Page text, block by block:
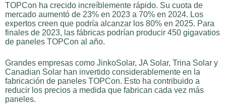
TOPCon ha crecido increíblemente rápido. Su cuota de
mercado aumentó de 23% en 2023 a 70% en 2024. Los
expertos creen que podría alcanzar los 80% en 2025. Para
finales de 2023, las fábricas podrían producir 450 gigavatios
de paneles TOPCon al año.
Grandes empresas como JinkoSolar, JA Solar, Trina Solar y
Canadian Solar han invertido considerablemente en la
fabricación de paneles TOPCon. Esto ha contribuido a
reducir los precios a medida que fabrican cada vez más
paneles.